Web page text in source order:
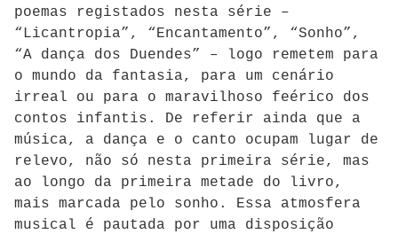
poemas registados nesta série –
“Licantropia”, “Encantamento”, “Sonho”,
“A dança dos Duendes” – logo remetem para
o mundo da fantasia, para um cenário
irreal ou para o maravilhoso feérico dos
contos infantis. De referir ainda que a
música, a dança e o canto ocupam lugar de
relevo, não só nesta primeira série, mas
ao longo da primeira metade do livro,
mais marcada pelo sonho. Essa atmosfera
musical é pautada por uma disposição